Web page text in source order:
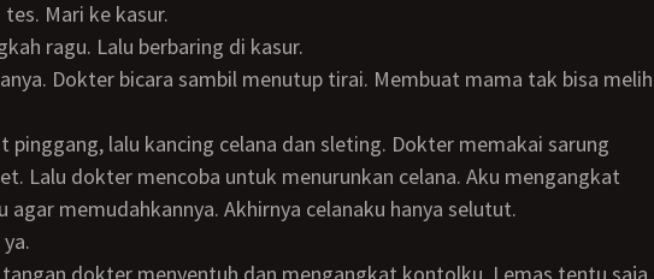
Mari ke kasur.
ragu. Lalu berbaring di kasur.
Lalu dokter mencoba untuk menurunkan celana. Aku mengangkat
agar memudahkannya. Akhirnya celanaku hanya selutut.
ya.